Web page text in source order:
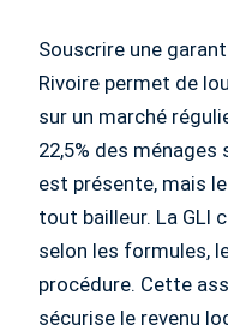
Souscrire une
Rivoire permet de
sur un marché
22,5% des
est présente, mais
tout bailleur. La GLI
selon les formules,
procédure. Cette
sécurise le revenu